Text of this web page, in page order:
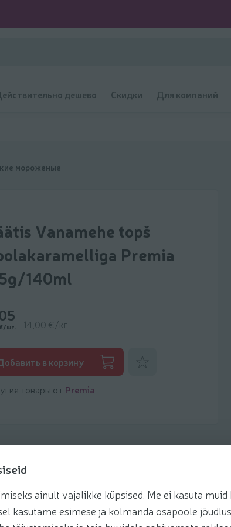
ainult vajalikke küpsised. Me ei kasuta muid
kasutame esimese ja kolmanda osapoole
дешево Скидки Для компаний
мороженые
Vanamehe topš
Premia
140ml
шт. 14,00 €/кг
в корзину
товары от Premia